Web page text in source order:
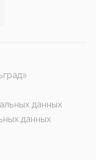
данных
данных